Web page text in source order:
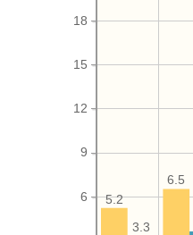
6
9
12
15
18
6.5
5.2
3.3